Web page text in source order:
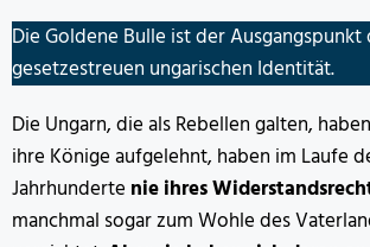
Die Goldene Bulle ist der Ausgangspunkt
gesetzestreuen ungarischen Identität.
Die Ungarn, die als Rebellen galten,
ihre Könige aufgelehnt, haben im Laufe
Jahrhunderte nie ihres
manchmal sogar zum Wohle des